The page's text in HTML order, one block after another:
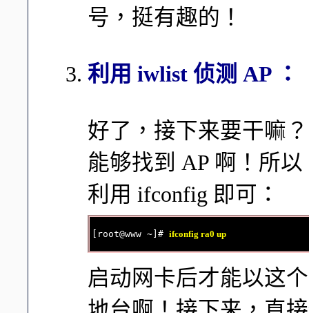
号，挺有趣的！
利用 iwlist 侦测 AP ：
好了，接下来要干嘛
能够找到 AP 啊！所
利用 ifconfig 即可：
[root@www ~]# ifconfig ra0 up
启动网卡后才能以这